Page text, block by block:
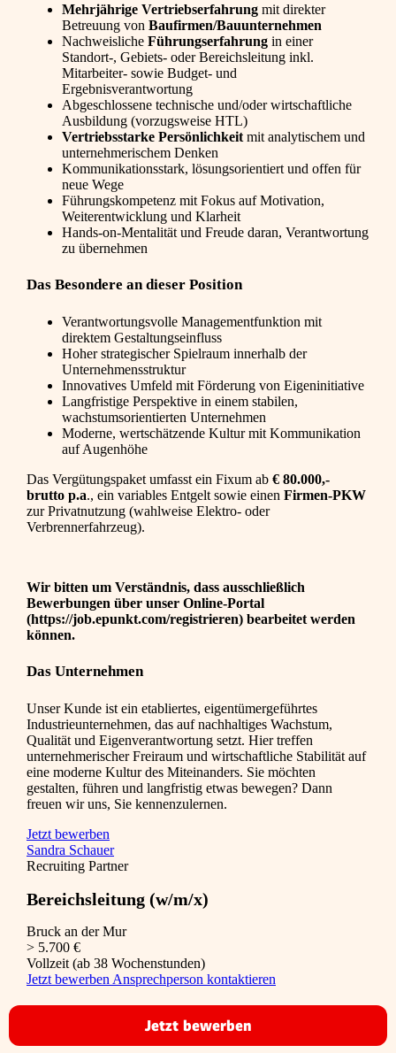
Mehrjährige Vertriebserfahrung mit direkter
Betreuung von Baufirmen/Bauunternehmen
Nachweisliche Führungserfahrung in einer
Standort-, Gebiets- oder Bereichsleitung inkl.
Mitarbeiter- sowie Budget- und
Ergebnisverantwortung
Abgeschlossene technische und/oder wirtschaftliche
Ausbildung (vorzugsweise HTL)
Vertriebsstarke Persönlichkeit mit analytischem und
unternehmerischem Denken
Kommunikationsstark, lösungsorientiert und offen für
neue Wege
Führungskompetenz mit Fokus auf Motivation,
Weiterentwicklung und Klarheit
Hands-on-Mentalität und Freude daran, Verantwortung
zu übernehmen
Das Besondere an dieser Position
Verantwortungsvolle Managementfunktion mit
direktem Gestaltungseinfluss
Hoher strategischer Spielraum innerhalb der
Unternehmensstruktur
Innovatives Umfeld mit Förderung von Eigeninitiative
Langfristige Perspektive in einem stabilen,
wachstumsorientierten Unternehmen
Moderne, wertschätzende Kultur mit Kommunikation
auf Augenhöhe
Das Vergütungspaket umfasst ein Fixum ab € 80.000,-
brutto p.a., ein variables Entgelt sowie einen Firmen-PKW
zur Privatnutzung (wahlweise Elektro- oder
Verbrennerfahrzeug).
Wir bitten um Verständnis, dass ausschließlich
Bewerbungen über unser Online-Portal
(https://job.epunkt.com/registrieren) bearbeitet werden
können.
Das Unternehmen
Unser Kunde ist ein etabliertes, eigentümergeführtes
Industrieunternehmen, das auf nachhaltiges Wachstum,
Qualität und Eigenverantwortung setzt. Hier treffen
unternehmerischer Freiraum und wirtschaftliche Stabilität auf
eine moderne Kultur des Miteinanders. Sie möchten
gestalten, führen und langfristig etwas bewegen? Dann
freuen wir uns, Sie kennenzulernen.
Jetzt bewerben
Sandra Schauer
Recruiting Partner
Bereichsleitung (w/m/x)
Bruck an der Mur
> 5.700 €
Vollzeit (ab 38 Wochenstunden)
Jetzt bewerben Ansprechperson kontaktieren
Jetzt bewerben